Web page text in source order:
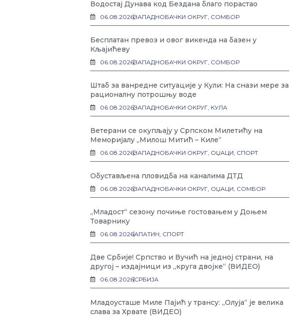
Водостај Дунава код Бездана благо порастао
06.08.2026ЗАПАДНОБАЧКИ ОКРУГ, СОМБОР
Бесплатан превоз и овог викенда на базен у
Кљајићеву
06.08.2026ЗАПАДНОБАЧКИ ОКРУГ, СОМБОР
Штаб за ванредне ситуације у Кули: На снази мере за
рационалну потрошњу воде
06.08.2026ЗАПАДНОБАЧКИ ОКРУГ, КУЛА
Ветерани се окупљају у Српском Милетићу на
Меморијалу „Милош Митић – Киле“
06.08.2026ЗАПАДНОБАЧКИ ОКРУГ, ОЏАЦИ, СПОРТ
Обустављена пловидба на каналима ДТД
06.08.2026ЗАПАДНОБАЧКИ ОКРУГ, ОЏАЦИ, СОМБОР
„Младост“ сезону почиње гостовањем у Доњем
Товарнику
06.08.2026АПАТИН, СПОРТ
Две Србије! Српство и Вучић на једној страни, на
другој – издајници из „круга двојке“ (ВИДЕО)
06.08.2026СРБИЈА
Младоусташе Миле Пајић у трансу: „Олуја“ је велика
слава за Хрвате (ВИДЕО)